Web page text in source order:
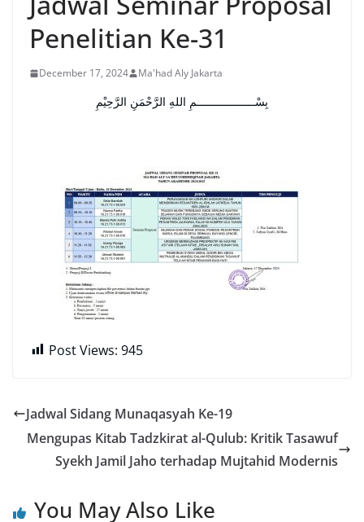
Penelitian Ke-31
December 17, 2024 Ma'had Aly Jakarta
بِسْــــــــــــــــــمِ اللهِ الرَّحْمَنِ الرَّحِيْمِ
Post Views: 945
Jadwal Sidang Munaqasyah Ke-19
Mengupas Kitab Tadzkirat al-Qulub: Kritik Tasawuf
Syekh Jamil Jaho terhadap Mujtahid Modernis
You May Also Like